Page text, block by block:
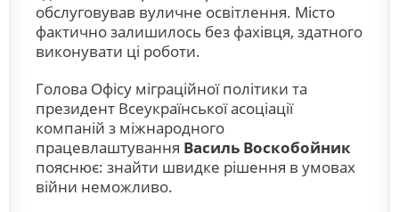
обслуговував вуличне освітлення. Місто
фактично залишилось без фахівця, здатного
виконувати ці роботи.
Голова Офісу міграційної політики та
президент Всеукраїнської асоціації
компаній з міжнародного
працевлаштування Василь Воскобойник
пояснює: знайти швидке рішення в умовах
війни неможливо.